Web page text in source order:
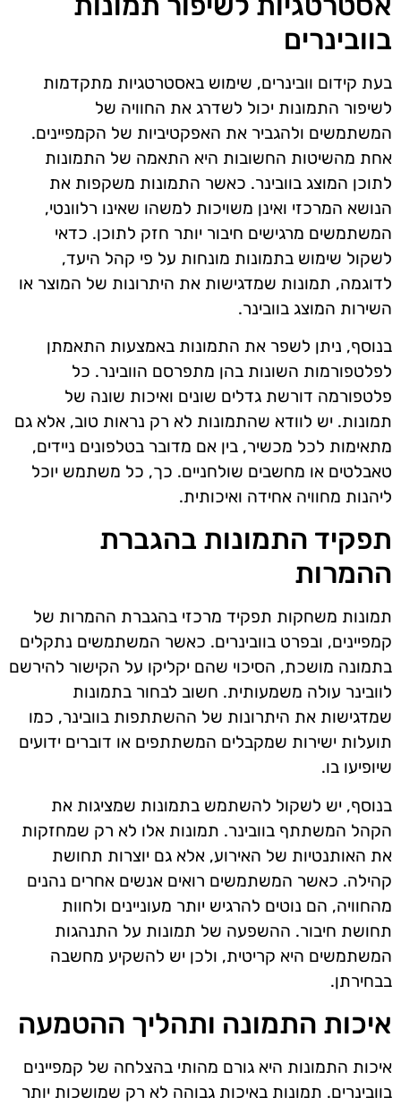
בוובינרים
בעת קידום וובינרים, שימוש באסטרטגיות מתקדמות
לשיפור התמונות יכול לשדרג את החוויה של
המשתמשים ולהגביר את האפקטיביות של הקמפיינים.
אחת מהשיטות החשובות היא התאמה של התמונות
לתוכן המוצג בוובינר. כאשר התמונות משקפות את
הנושא המרכזי ואינן משויכות למשהו שאינו רלוונטי,
המשתמשים מרגישים חיבור יותר חזק לתוכן. כדאי
לשקול שימוש בתמונות מונחות על פי קהל היעד,
לדוגמה, תמונות שמדגישות את היתרונות של המוצר או
השירות המוצג בוובינר.
בנוסף, ניתן לשפר את התמונות באמצעות התאמתן
לפלטפורמות השונות בהן מתפרסם הוובינר. כל
פלטפורמה דורשת גדלים שונים ואיכות שונה של
תמונות. יש לוודא שהתמונות לא רק נראות טוב, אלא גם
מתאימות לכל מכשיר, בין אם מדובר בטלפונים ניידים,
טאבלטים או מחשבים שולחניים. כך, כל משתמש יוכל
ליהנות מחוויה אחידה ואיכותית.
תפקיד התמונות בהגברת
ההמרות
תמונות משחקות תפקיד מרכזי בהגברת ההמרות של
קמפיינים, ובפרט בוובינרים. כאשר המשתמשים נתקלים
בתמונה מושכת, הסיכוי שהם יקליקו על הקישור להירשם
לוובינר עולה משמעותית. חשוב לבחור בתמונות
שמדגישות את היתרונות של ההשתתפות בוובינר, כמו
תועלות ישירות שמקבלים המשתתפים או דוברים ידועים
שיופיעו בו.
בנוסף, יש לשקול להשתמש בתמונות שמציגות את
הקהל המשתתף בוובינר. תמונות אלו לא רק שמחזקות
את האותנטיות של האירוע, אלא גם יוצרות תחושת
קהילה. כאשר המשתמשים רואים אנשים אחרים נהנים
מהחוויה, הם נוטים להרגיש יותר מעוניינים ולחוות
תחושת חיבור. ההשפעה של תמונות על התנהגות
המשתמשים היא קריטית, ולכן יש להשקיע מחשבה
בבחירתן.
איכות התמונה ותהליך ההטמעה
איכות התמונות היא גורם מהותי בהצלחה של קמפיינים
בוובינרים. תמונות באיכות גבוהה לא רק שמושכות יותר